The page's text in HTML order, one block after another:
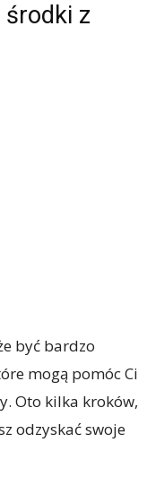
z
być bardzo
mogą pomóc Ci
Oto kilka kroków,
odzyskać swoje